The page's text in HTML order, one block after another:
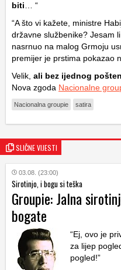
biti … “
“A što vi kažete, ministre
državne službenike? Jesam
nasrnuo na malog Grmoju
premijer je prstima pokazao
Velik, ali bez ijednog
Nova zgoda Nacionalne
Nacionalna groupie satira
SLIČNE VIJESTI
03.08. (23:00)
Sirotinjo, i bogu si teška
Groupie: Jalna
bogate
“Ej, ovo je
za lijep
pogled!”